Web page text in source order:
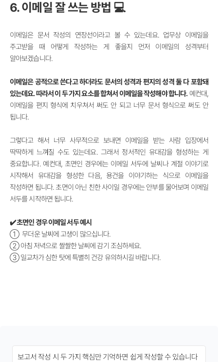
6. 이메일 잘 쓰는 방법 💻
이메일은 문서 작성의 연장선이라고 볼 수 있는데요. 업무상 이메일을
주고받을 때 어떻게 작성하는 게 좋을지 먼저 이메일의 성격부터
알아보겠습니다.
이메일은 공적으로 쓴다고 하더라도 문서의 성격과 편지의 성격 둘 다 포함돼
있는데요. 따라서 이 두 가지 요소를 합쳐서 이메일을 작성해야 합니다.예컨대,
이메일을 편지 형식에 치우쳐서 써도 안 되고 너무 문서 형식으로 써도 안
됩니다.
그렇다고 해서 너무 사무적으로 보내면 이메일을 받는 사람 입장에서
딱딱하게 느껴질 수도 있는데요. 그래서 정서적인 유대감을 형성하는 게
중요합니다. 예컨대, 초면인 경우에는 이메일 서두에 날씨나 계절 이야기로
시작해서 유대감을 형성한 다음, 용건을 이야기하는 식으로 이메일을
작성하면 됩니다. 초면이 아닌 친한 사이일 경우에는 안부를 물어보며 이메일
서두를 시작하면 됩니다.
✔️ 초면인 경우 이메일 서두 예시
① 무더운 날씨에 고생이 많으십니다.
②아침 저녁으로 쌀쌀한 날씨에 감기 조심하세요.
③일교차가 심한 탓에 특별히 건강 유의하시길 바랍니다.
보고서 작성 시 두 가지 핵심만 기억하면 쉽게 작성할 수 있습니다